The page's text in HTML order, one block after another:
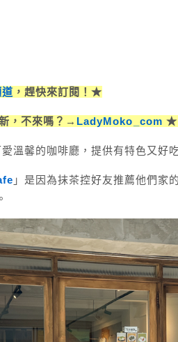
，趕快來訂閱！★
，不來嗎？→ LadyMoko_com ★
愛溫馨的咖啡廳，提供有特色又好
」是因為抹茶控好友推薦他們家